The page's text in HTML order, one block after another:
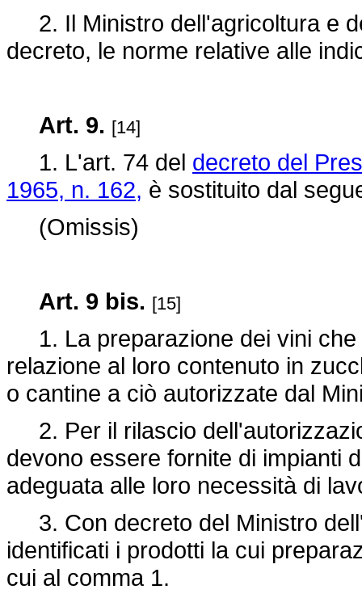
2. Il Ministro dell'agricoltura e
decreto, le norme relative alle
Art. 9. [14]
1. L'art. 74 del decreto del
1965, n. 162, è sostituito dal
(Omissis)
Art. 9 bis. [15]
1. La preparazione dei vini che
relazione al loro contenuto in
o cantine a ciò autorizzate dal
2. Per il rilascio
devono essere fornite di impianti
adeguata alle loro necessità di
3. Con decreto del Ministro
identificati i prodotti la cui
cui al comma 1.